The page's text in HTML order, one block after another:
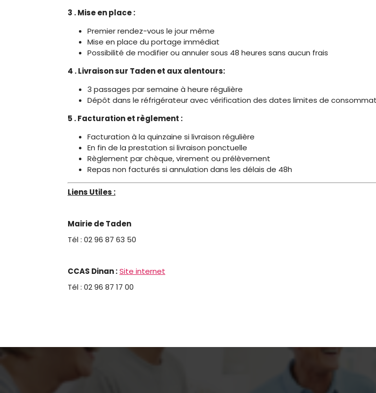
3 . Mise en place :
Premier rendez-vous le jour même
Mise en place du portage immédiat
Possibilité de modifier ou annuler sous 48 heures sans aucun frais
4 . Livraison sur Taden et aux alentours:
3 passages par semaine à heure régulière
Dépôt dans le réfrigérateur avec vérification des dates limites de
5 . Facturation et règlement :
Facturation à la quinzaine si livraison régulière
En fin de la prestation si livraison ponctuelle
Règlement par chèque, virement ou prélèvement
Repas non facturés si annulation dans les délais de 48h
Liens Utiles :
Mairie de Taden
Tél : 02 96 87 63 50
CCAS Dinan :Site internet
Tél : 02 96 87 17 00